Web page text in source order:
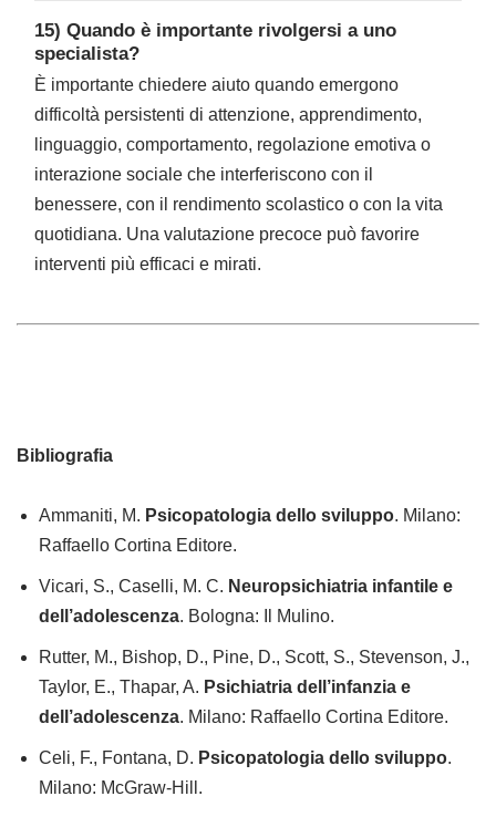
15) Quando è importante rivolgersi a uno
specialista?
È importante chiedere aiuto quando emergono
difficoltà persistenti di attenzione, apprendimento,
linguaggio, comportamento, regolazione emotiva o
interazione sociale che interferiscono con il
benessere, con il rendimento scolastico o con la vita
quotidiana. Una valutazione precoce può favorire
interventi più efficaci e mirati.
Bibliografia
Ammaniti, M. Psicopatologia dello sviluppo. Milano:
Raffaello Cortina Editore.
Vicari, S., Caselli, M. C. Neuropsichiatria infantile e
dell’adolescenza. Bologna: Il Mulino.
Rutter, M., Bishop, D., Pine, D., Scott, S., Stevenson, J.,
Taylor, E., Thapar, A. Psichiatria dell’infanzia e
dell’adolescenza. Milano: Raffaello Cortina Editore.
Celi, F., Fontana, D. Psicopatologia dello sviluppo.
Milano: McGraw-Hill.